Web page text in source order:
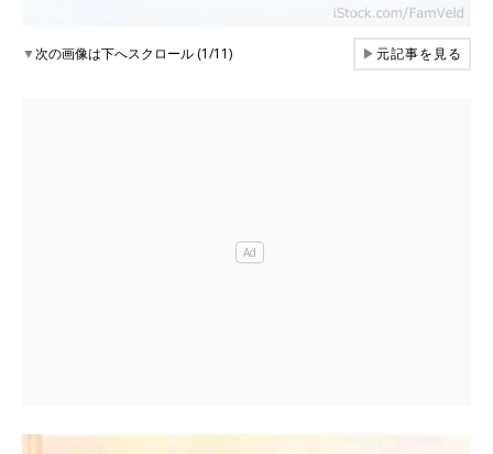
▼次の画像は下へスクロール (1/11) ▶元記事を見る